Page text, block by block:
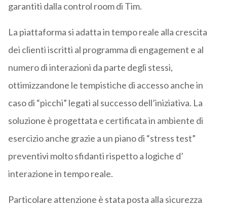
garantiti dalla control room di Tim.
La piattaforma si adatta in tempo reale alla crescita
dei clienti iscritti al programma di engagement e al
numero di interazioni da parte degli stessi,
ottimizzandone le tempistiche di accesso anche in
caso di “picchi” legati al successo dell’iniziativa. La
soluzione è progettata e certificata in ambiente di
esercizio anche grazie a un piano di “stress test”
preventivi molto sfidanti rispetto a logiche d’
interazione in tempo reale.
Particolare attenzione è stata posta alla sicurezza